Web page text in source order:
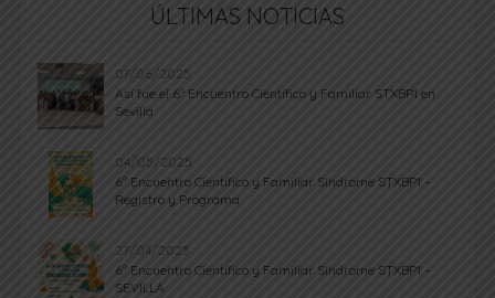
ÚLTIMAS NOTICIAS
07/06/2025
Así fue el 6º Encuentro Científico y Familiar STXBP1 en
Sevilla
04/05/2025
6º Encuentro Científico y Familiar Síndrome STXBP1 –
Registro y Programa
27/04/2025
6º Encuentro Científico y Familiar Síndrome STXBP1 –
SEVILLA